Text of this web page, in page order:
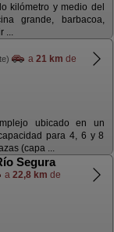
kilómetro y medio del
grande, barbacoa,
...
a 21 km de
ubicado en un
para 4, 6 y 8
(capa ...
Segura
a 22,8 km de